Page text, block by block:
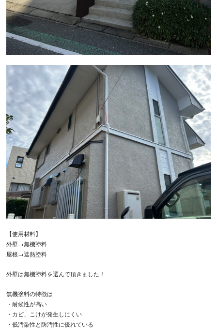
【使用材料】
外壁→無機塗料
屋根→遮熱塗料
外壁は無機塗料を選んで頂きました！
無機塗料の特徴は
・耐候性が高い
・カビ、こけが発生しにくい
・低汚染性と防汚性に優れている